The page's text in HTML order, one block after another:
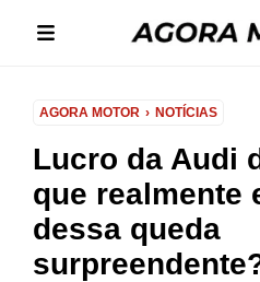
AGORA MOTOR NOTÍCIAS
Lucro da Audi
que realmente
dessa queda